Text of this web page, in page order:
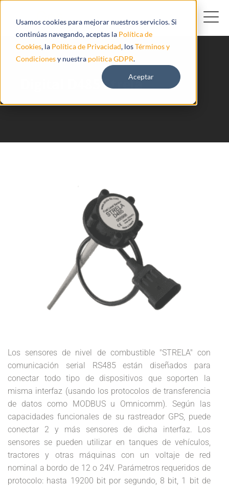
Usamos cookies para mejorar nuestros servicios. Si
continúas navegando, aceptas la Política de
Cookies, la Política de Privacidad, losTérminos y
Condicionesy nuestra politica GDPR.
Aceptar
Digital D485 Strela
Los sensores de nivel de combustible "STRELA" con
comunicación serial RS485 están diseñados para
conectar todo tipo de dispositivos que soporten la
misma interfaz (usando los protocolos de transferencia
de datos como MODBUS u Omnicomm). Según las
capacidades funcionales de su rastreador GPS, puede
conectar 2 y más sensores de dicha interfaz. Los
sensores se pueden utilizar en tanques de vehículos,
tractores y otras máquinas con un voltaje de red
nominal a bordo de 12 o 24V. Parámetros requeridos de
protocolo: hasta 19200 bit por segundo, 8 bit, 1 bit de